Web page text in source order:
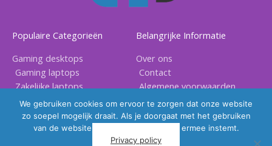
Populaire Categorieën
Gaming desktops
Gaming laptops
Zakelijke laptops
Gaming accessoires
Belangrijke Informatie
Over ons
Contact
Algemene voorwaarden
Privacy voorwaarden
We gebruiken cookies om ervoor te zorgen dat onze website
zo soepel mogelijk draait. Als je doorgaat met het gebruiken
van de website, gaan we er vanuit dat ermee instemt.
Privacy policy